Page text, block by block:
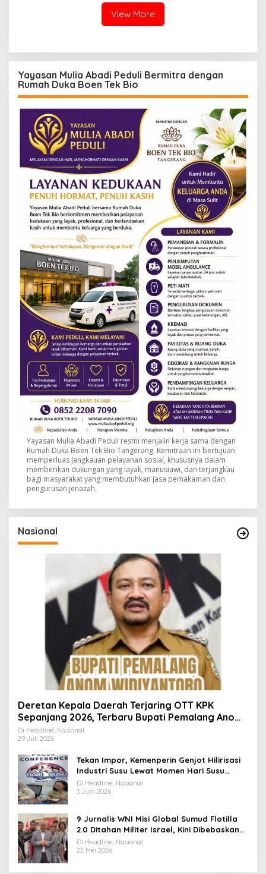
View More
Yayasan Mulia Abadi Peduli Bermitra dengan
Rumah Duka Boen Tek Bio
Yayasan Mulia Abadi Peduli resmi menjalin kerja sama dengan
Rumah Duka Boen Tek Bio Tangerang. Kemitraan ini bertujuan
memperluas jangkauan pelayanan sosial, khususnya dalam
memberikan dukungan yang layak, manusiawi, dan terjangkau
bagi masyarakat yang membutuhkan jasa pemakaman dan
pengurusan jenazah.
Nasional
Deretan Kepala Daerah Terjaring OTT KPK
Sepanjang 2026, Terbaru Bupati Pemalang Anom
Widiyantoro
Di Headline, Nasional
29 Juli 2026
Tekan Impor, Kemenperin Genjot Hilirisasi
Industri Susu Lewat Momen Hari Susu
Nusantara 2026
Di Headline, Nasional
3 Juni 2026
9 Jurnalis WNI Misi Global Sumud Flotilla
2.0 Ditahan Militer Israel, Kini Dibebaskan
dan Dievakuasi ke Istanbul
Di Headline, Nasional
22 Mei 2026